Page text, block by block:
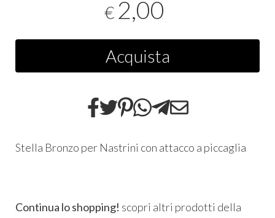
€ 2,00
Acquista
Stella Bronzo per Nastrini con attacco a piccaglia
Continua lo shopping! scopri altri prodotti della